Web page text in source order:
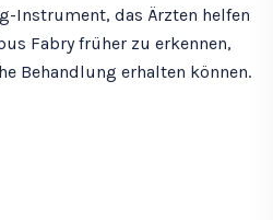
Instrument, das Ärzten helfen
Fabry früher zu erkennen,
Behandlung erhalten können.